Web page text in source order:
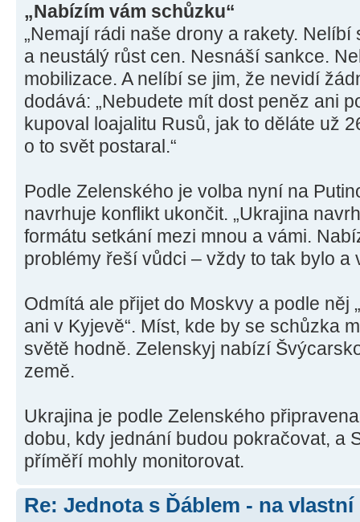
„Nabízím vám schůzku“
„Nemají rádi naše drony a rakety.
a neustálý růst cen. Nesnáší sankce.
mobilizace. A nelíbí se jim, že nevidí
dodává: „Nebudete mít dost peněz ani
kupoval loajalitu Rusů, jak to děláte už
o to svět postaral.“
Podle Zelenského je volba nyní na
navrhuje konflikt ukončit. „Ukrajina
formátu setkání mezi mnou a vámi.
problémy řeší vůdci – vždy to tak bylo a
Odmítá ale přijet do Moskvy a podle něj
ani v Kyjevě“. Míst, kde by se schůzka
světě hodně. Zelenskyj nabízí
země.
Ukrajina je podle Zelenského
dobu, kdy jednání budou pokračovat, a
příměří mohly monitorovat.
Re: Jednota s Ďáblem - na